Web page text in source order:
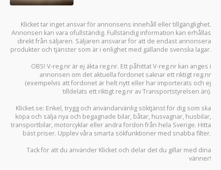
Klicket tar inget ansvar för annonsens innehåll eller tillgänglighet.
Annonsen kan vara ofullständig. Fullständig information kan erhållas
direkt från säljaren. Säljaren ansvarar för att de endast annonsera
produkter och tjänster som är i enlighet med gällande svenska lagar.
OBS! V-reg.nr är ej äkta reg.nr. Ett påhittat V-reg.nr kan anges i
annonsen om det aktuella fordonet saknar ett riktigt reg.nr
(exempelvis att fordonet är helt nytt eller har importerats och ej
tilldelats ett riktigt reg.nr av Transportstyrelsen än).
Klicket.se: Enkel, trygg och användarvänlig söktjänst för dig som ska
köpa och sälja nya och begagnade bilar, båtar, husvagnar, husbilar,
transportbilar, motorcyklar eller andra fordon från hela Sverige. Hitta
bäst priser. Upplev våra smarta sökfunktioner med snabba filter.
Tack för att du använder Klicket och delar det du gillar med dina
vänner!